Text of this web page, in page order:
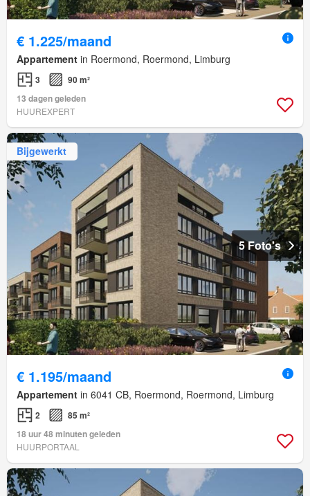
€ 1.225/maand
Appartement in Roermond, Roermond, Limburg
3
90 m²
13 dagen geleden
HUUREXPERT
Bijgewerkt
5 Foto's
€ 1.195/maand
Appartement in 6041 CB, Roermond, Roermond, Limburg
2
85 m²
18 uur 48 minuten geleden
HUURPORTAAL